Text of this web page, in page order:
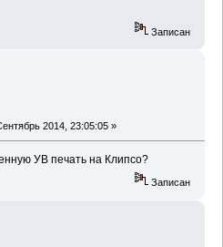
Записан
2014, 23:05:05 »
УВ печать на Клипсо?
Записан